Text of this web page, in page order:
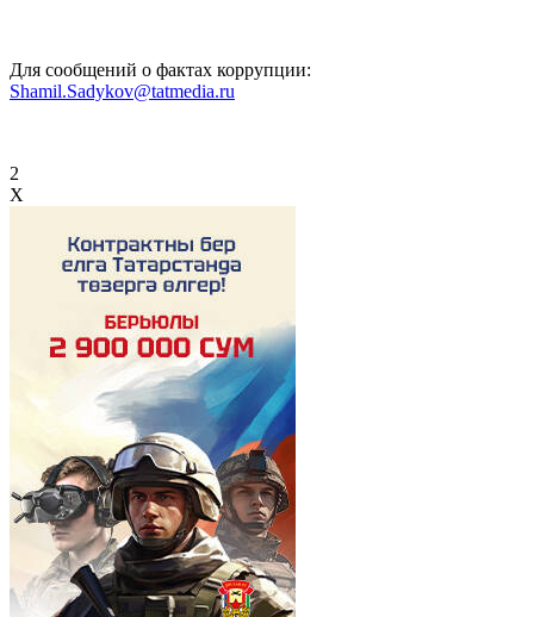
Для сообщений о фактах коррупции:
Shamil.Sadykov@tatmedia.ru
2
X